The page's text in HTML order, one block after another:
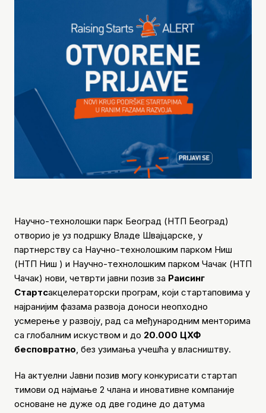
Научно-технолошки парк Београд (НТП Београд)
отворио је уз подршку Владе Швајцарске, у
партнерству са Научно-технолошким парком Ниш
(НТП Ниш ) и Научно-технолошким парком Чачак (НТП
Чачак) нови, четврти јавни позив за Раисинг
Стартсакцелераторски програм, који стартаповима у
најранијим фазама развоја доноси неопходно
усмерење у развоју, рад са међународним менторима
са глобалним искуством и до 20.000 ЦХФ
бесповратно, без узимања учешћа у власништву.
На актуелни Јавни позив могу конкурисати стартап
тимови од најмање 2 члана и иновативне компаније
основане не дуже од две године до датума